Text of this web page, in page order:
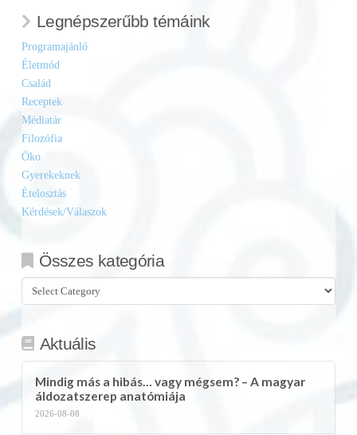
Legnépszerűbb témáink
Programajánló
Életmód
Család
Receptek
Médiatár
Filozófia
Öko
Gyerekeknek
Ételosztás
Kérdések/Válaszok
Összes kategória
Összes
kategória
Aktuális
Mindig más a hibás… vagy mégsem? – A magyar
áldozatszerep anatómiája
2026-08-08